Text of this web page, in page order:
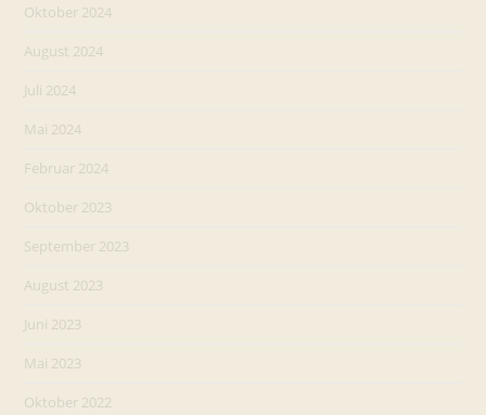
Oktober 2024
August 2024
Juli 2024
Mai 2024
Februar 2024
Oktober 2023
September 2023
August 2023
Juni 2023
Mai 2023
Oktober 2022